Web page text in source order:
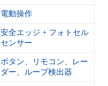
電動操作
安全エッジ + フォトセル
センサー
ボタン、リモコン、レー
ダー、ループ検出器